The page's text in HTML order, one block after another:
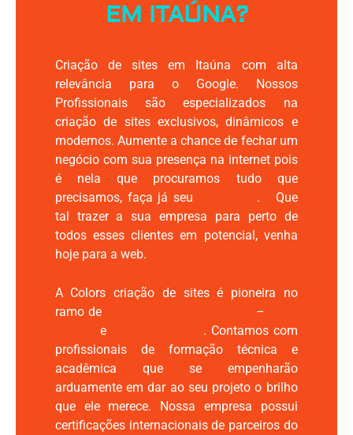
EM ITAÚNA?
Criação de sites em Itaúna com alta
relevância para o Google. Nossos
Profissionais são especializados na
criação de sites exclusivos, dinâmicos e
modernos. Aumente a chance de fechar um
negócio com sua presença na internet pois
é nela que procuramos tudo que
precisamos, faça já seu
. Que
tal trazer a sua empresa para perto de
todos esses clientes em potencial, venha
hoje para a web.
A Colors criação de sites é pioneira no
ramo de
–
e
. Contamos com
profissionais de formação técnica e
acadêmica que se empenharão
arduamente em dar ao seu projeto o brilho
que ele merece. Nossa empresa possui
certificações internacionais de parceiros do